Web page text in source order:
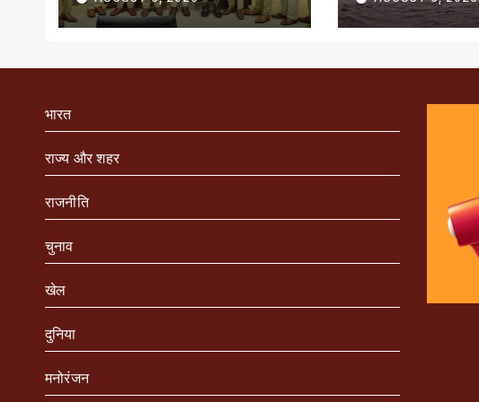
सम्मानित
भारत
राज्य और शहर
राजनीति
चुनाव
खेल
दुनिया
मनोरंजन